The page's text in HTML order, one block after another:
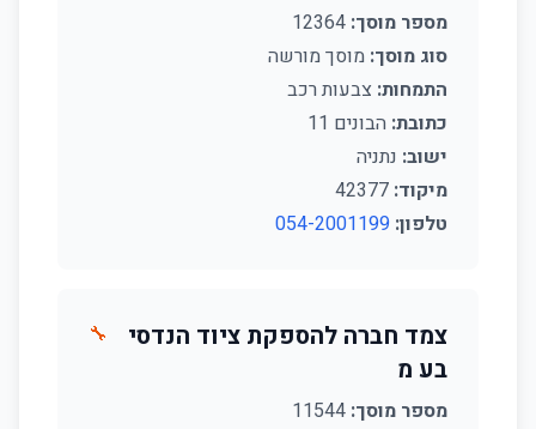
מספר מוסך:
סוג מוסך: מוסך מורשה
התמחות: צבעות רכב
כתובת: הבונים 11
ישוב: נתניה
מיקוד:
טלפון: 054-2001199
צמד חברה להספקת ציוד הנדסי
בע מ
מספר מוסך:
🔧